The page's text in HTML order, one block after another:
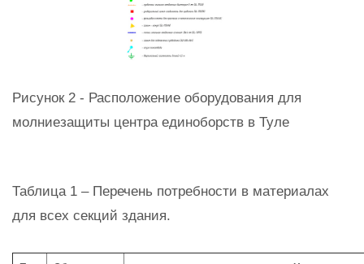
Рисунок 2 - Расположение оборудования для
молниезащиты центра единоборств в Туле
Таблица 1 – Перечень потребности в материалах
для всех секций здания.